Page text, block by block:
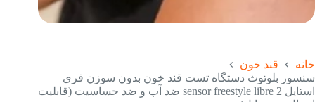
خانه
قند خون
سنسور بلوتوث دستگاه تست قند خون بدون سوزن فری
استایل sensor freestyle libre 2 ضد آب و ضد حساسیت (قابلیت